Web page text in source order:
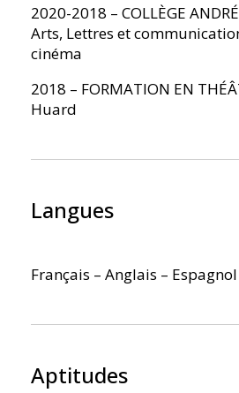
2020-2018 – COLLÈGE
Arts, Lettres et
cinéma
2018 – FORMATION EN
Huard
Langues
Français – Anglais – Espagnol
Aptitudes